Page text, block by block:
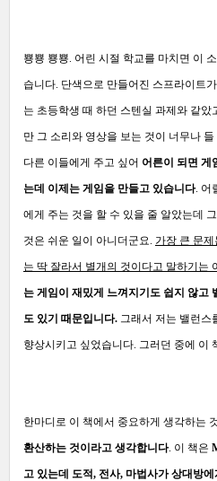
뿅뿅 뿅뿅. 어린 시절 학교를 마치면 이
습니다. 단색으로 만들어진 스프라이트
는 초등학생 때 하던 스텐실 과제와 같았
만 그 소리와 영상을 보는 것이 너무나
다른 이들에게 주고 싶어 어른이 되면 게
는데 이제는 게임을 만들고 있습니다. 어
에게 주는 것을 할 수 있을 줄 알았는데
것은 쉬운 일이 아니더군요. 가장 큰 문
는 딱 잘라서 별개의 것이다고 말하기는
는 게임이 재밌게 느껴지기도 쉽지 않고
도 있기 때문입니다. 그래서 저는 밸런스
향상시키고 싶었습니다. 그러던 중에 이
한마디로 이 책에서 중요하게 생각하는
환산하는 것이라고 생각합니다. 이 책은
고 있는데 도적, 전사, 마법사가 상대방